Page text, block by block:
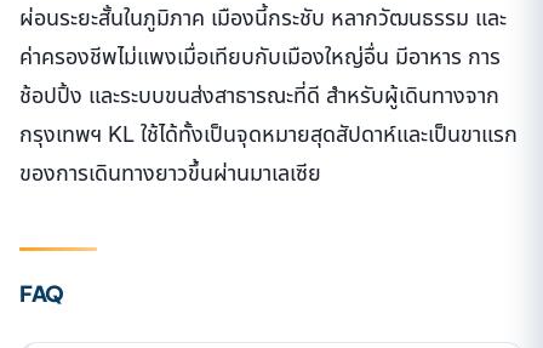
ผ่อนระยะสั้นในภูมิภาค เมืองนี้กระชับ หลากวัฒนธรรม และ
ค่าครองชีพไม่แพงเมื่อเทียบกับเมืองใหญ่อื่น มีอาหาร การ
ช้อปปิ้ง และระบบขนส่งสาธารณะที่ดี สำหรับผู้เดินทางจาก
กรุงเทพฯ KL ใช้ได้ทั้งเป็นจุดหมายสุดสัปดาห์และเป็นขาแรก
ของการเดินทางยาวขึ้นผ่านมาเลเซีย
FAQ